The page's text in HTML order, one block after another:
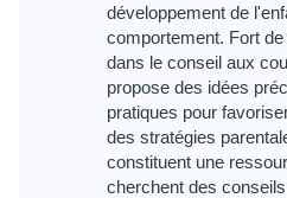
développement de
comportement. Fort
dans le conseil aux
propose des idées
pratiques pour
des stratégies
constituent une
cherchent des